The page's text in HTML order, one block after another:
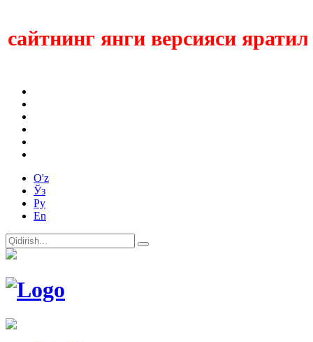
янги версияси
O'z
Ўз
Ру
En